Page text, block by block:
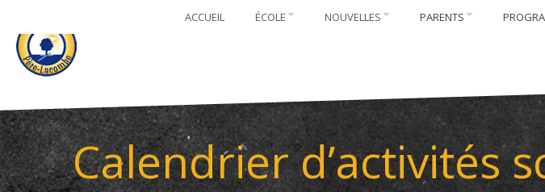
ACCUEIL ÉCOLE NOUVELLES PARENTS
Calendrier d’activités